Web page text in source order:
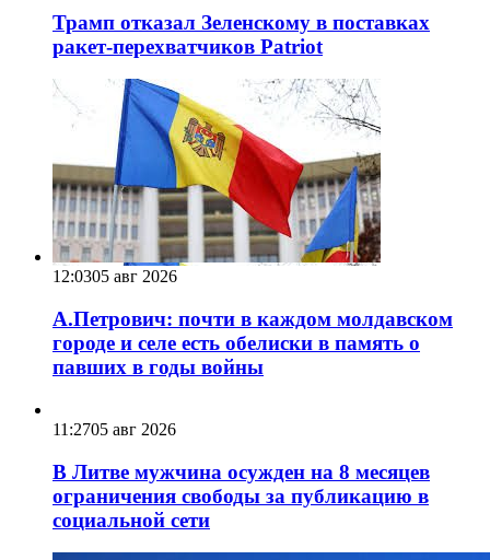
Трамп отказал Зеленскому в поставках
ракет-перехватчиков Patriot
12:0305 авг 2026
А.Петрович: почти в каждом молдавском
городе и селе есть обелиски в память о
павших в годы войны
11:2705 авг 2026
В Литве мужчина осужден на 8 месяцев
ограничения свободы за публикацию в
социальной сети